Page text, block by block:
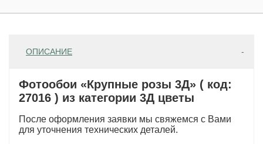
ОПИСАНИЕ
Фотообои «Крупные розы 3Д» ( код:
27016 ) из категории 3Д цветы
После оформления заявки мы свяжемся с Вами
для уточнения технических деталей.